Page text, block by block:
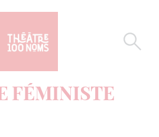
FÉMINISTE